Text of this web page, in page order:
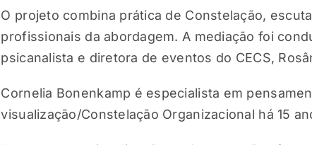
O projeto combina prática de Constelação,
profissionais da abordagem. A mediação foi
psicanalista e diretora de eventos do CECS,
Cornelia Bonenkamp é especialista em
visualização/Constelação Organizacional há 15